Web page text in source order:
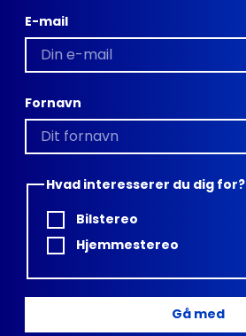
E-mail
Fornavn
Hvad interesserer du dig for?
Bilstereo
Hjemmestereo
Gå med